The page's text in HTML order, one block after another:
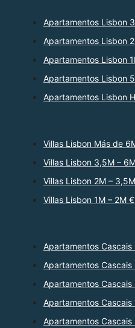
Apartamentos Lisbon
Apartamentos Lisbon
Apartamentos Lisbon
Apartamentos Lisbon
Apartamentos Lisbon
Villas Lisbon Más de
Villas Lisbon 3,5M –
Villas Lisbon 2M –
Villas Lisbon 1M – 2M €
Apartamentos
Apartamentos
Apartamentos Cascais
Apartamentos Cascais
Apartamentos